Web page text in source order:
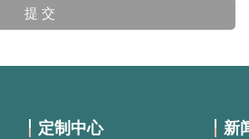
定制中心 新